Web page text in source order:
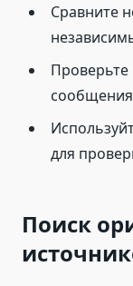
Сравните
Проверьте
для
Поиск